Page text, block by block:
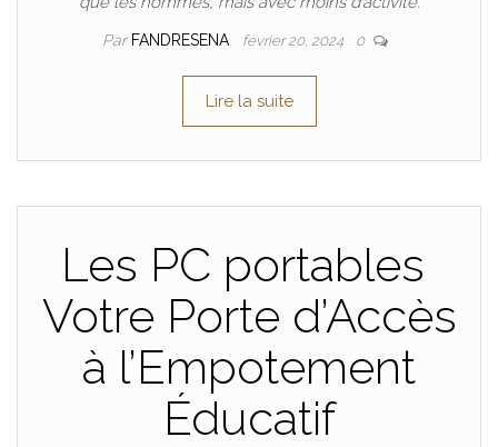
Par FANDRESENA février 20, 2024 0
Lire la suite
Les PC portables
Votre Porte d’Accès
à l’Empotement
Éducatif